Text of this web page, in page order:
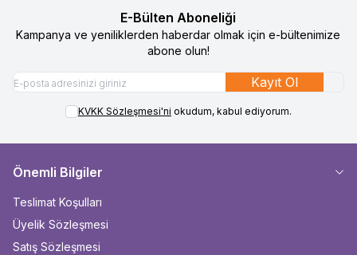
E-Bülten Aboneliği
Kampanya ve yeniliklerden haberdar olmak için e-bültenimize
abone olun!
Kayıt Ol
KVKK Sözleşmesi'ni okudum, kabul ediyorum.
Önemli Bilgiler
Teslimat Koşulları
Üyelik Sözleşmesi
Satış Sözleşmesi